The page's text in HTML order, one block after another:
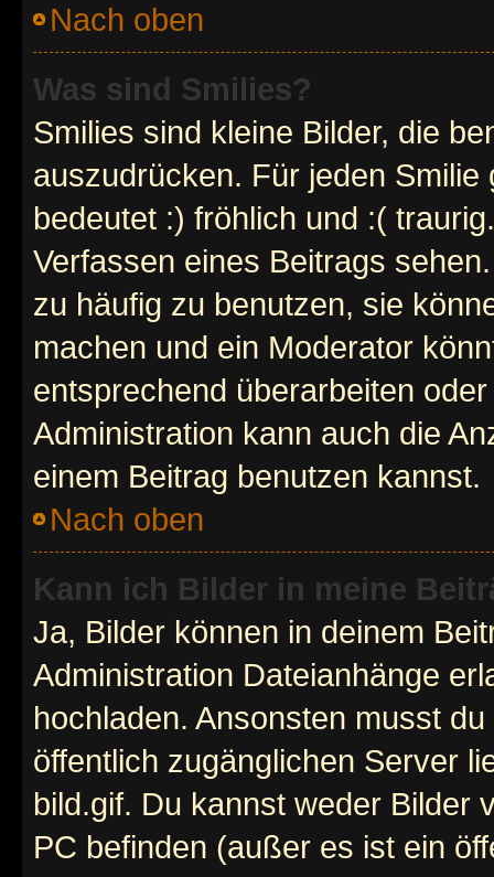
Nach oben
Was sind Smilies?
Smilies sind kleine Bilder, die
auszudrücken. Für jeden
bedeutet :) fröhlich und :(
Verfassen eines Beitrags
zu häufig zu benutzen, sie
machen und ein Moderator
entsprechend überarbeiten
Administration kann auch die
einem Beitrag benutzen kannst.
Nach oben
Kann ich Bilder in meine
Ja, Bilder können in deinem
Administration Dateianhänge
hochladen. Ansonsten musst
öffentlich zugänglichen Server
bild.gif. Du kannst weder Bilder
PC befinden (außer es ist ein